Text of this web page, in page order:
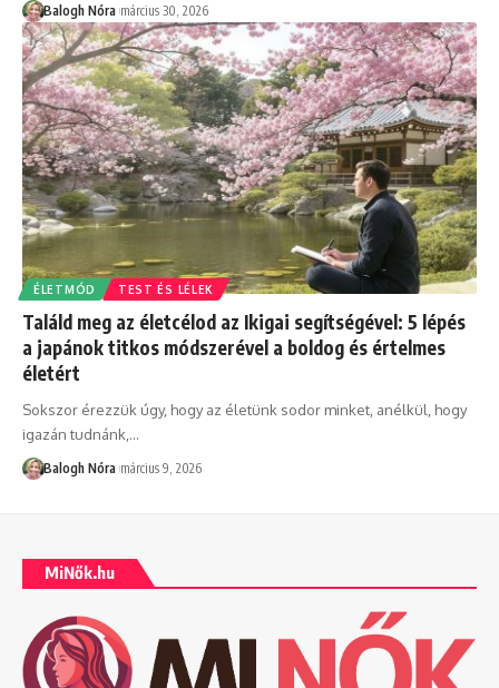
Balogh Nóra március 30, 2026
ÉLETMÓD TEST ÉS LÉLEK
Találd meg az életcélod az Ikigai segítségével: 5 lépés
a japánok titkos módszerével a boldog és értelmes
életért
Sokszor érezzük úgy, hogy az életünk sodor minket, anélkül, hogy
igazán tudnánk,…
Balogh Nóra március 9, 2026
MiNők.hu